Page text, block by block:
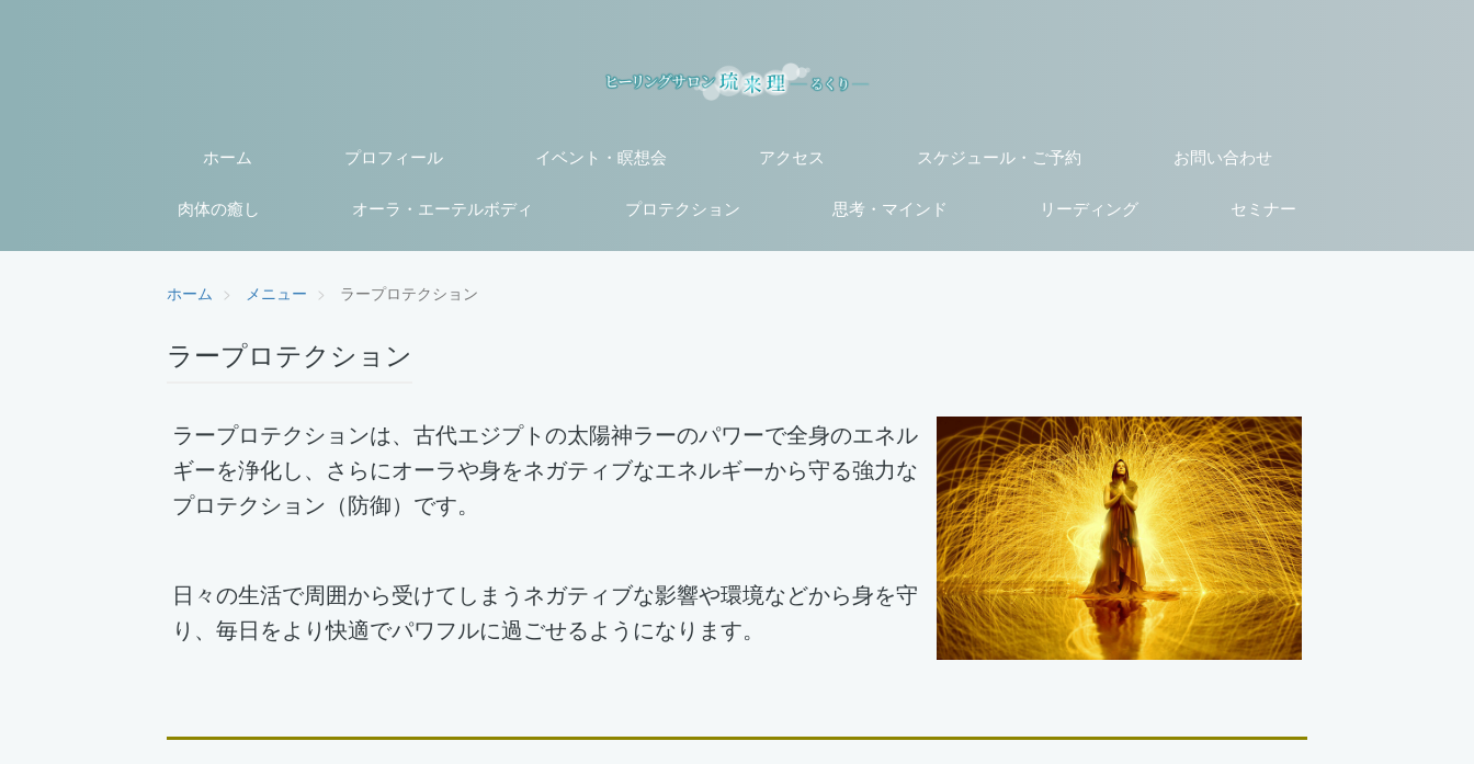
ホーム プロフィール イベント・瞑想会 アクセス スケジュール・ご予約 お問い合わせ
肉体の癒し オーラ・エーテルボディ プロテクション 思考・マインド リーディング セミナー
ホーム メニュー ラープロテクション
ラープロテクション
ラープロテクションは、古代エジプトの太陽神ラーのパワーで全身のエネル
ギーを浄化し、さらにオーラや身をネガティブなエネルギーから守る強力な
プロテクション（防御）です。
日々の生活で周囲から受けてしまうネガティブな影響や環境などから身を守
り、毎日をより快適でパワフルに過ごせるようになります。